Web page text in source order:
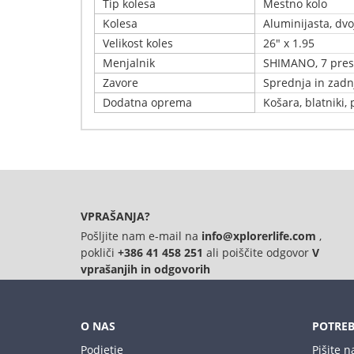
Tip kolesa
Mestno kolo
Kolesa
Aluminijasta,
Velikost koles
26" x 1.95
Menjalnik
SHIMANO, 7
Zavore
Sprednja in
Dodatna oprema
Košara, blatniki,
Xplorer Cruiser Bergamo 26", mestno kolo v
motivom češenj, mu daje romantičen in
zanesljiva konstrukcija: ✔ Trpežen jeklen okvir
vožnjo ✔ Pnevmatike 26" x 1.95, idealne za
✔ Sprednja in zadnja V-zavora za varno
prtljažnik, tačka, zvonec, luč in odsevniki – vse
VPRAŠANJA?
Pošljite nam e-mail na info@xplorerlife.com ,
pokliči +386 41 458 251 ali poiščite odgovor V
vprašanjih in odgovorih
O NAS
Podjetje
Pišite